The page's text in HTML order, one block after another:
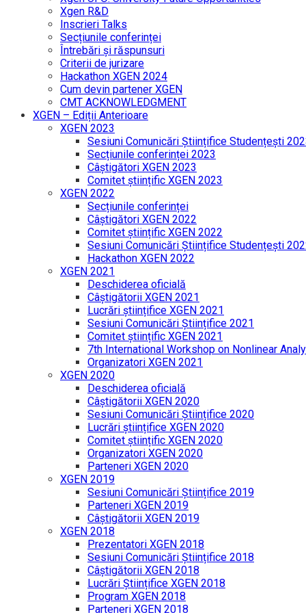
Xgen R&D
Inscrieri Talks
Secțiunile conferinței
Întrebări și răspunsuri
Criterii de jurizare
Hackathon XGEN 2024
Cum devin partener XGEN
CMT ACKNOWLEDGMENT
XGEN – Ediții Anterioare
XGEN 2023
Sesiuni Comunicări Științifice Studențești
Secțiunile conferinței 2023
Câștigători XGEN 2023
Comitet științific XGEN 2023
XGEN 2022
Secțiunile conferinței
Câștigători XGEN 2022
Comitet științific XGEN 2022
Sesiuni Comunicări Științifice Studențești
Hackathon XGEN 2022
XGEN 2021
Deschiderea oficială
Câștigătorii XGEN 2021
Lucrări științifice XGEN 2021
Sesiuni Comunicări Științifice 2021
Comitet științific XGEN 2021
7th International Workshop on Nonlinear
Organizatori XGEN 2021
XGEN 2020
Deschiderea oficială
Câștigătorii XGEN 2020
Sesiuni Comunicări Științifice 2020
Lucrări științifice XGEN 2020
Comitet științific XGEN 2020
Organizatori XGEN 2020
Parteneri XGEN 2020
XGEN 2019
Sesiuni Comunicări Științifice 2019
Parteneri XGEN 2019
Câștigătorii XGEN 2019
XGEN 2018
Prezentatori XGEN 2018
Sesiuni Comunicări Științifice 2018
Câștigătorii XGEN 2018
Lucrări Științifice XGEN 2018
Program XGEN 2018
Parteneri XGEN 2018